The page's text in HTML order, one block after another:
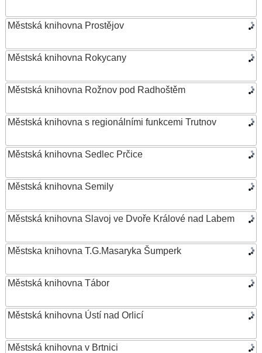
Městská knihovna Prostějov
Městská knihovna Rokycany
Městská knihovna Rožnov pod Radhoštěm
Městská knihovna s regionálními funkcemi Trutnov
Městská knihovna Sedlec Prčice
Městská knihovna Semily
Městská knihovna Slavoj ve Dvoře Králové nad Labem
Městska knihovna T.G.Masaryka Šumperk
Městská knihovna Tábor
Městská knihovna Ústí nad Orlicí
Městská knihovna v Brtnici